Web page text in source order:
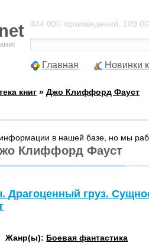
444 000 произведений, 109
Главная Новинки
книг »Джо Клиффорд Фауст
в нашей базе, но мы
Клиффорд Фауст
Драгоценный груз.
Жанр(ы): Боевая фантастика